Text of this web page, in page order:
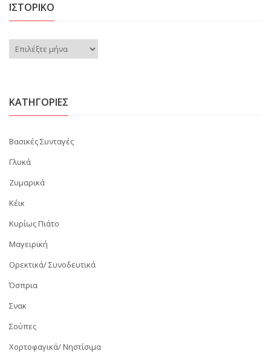
ΙΣΤΟΡΙΚΌ
Ιστορικό
KΑΤΗΓΟΡΊΕΣ
Βασικές Συνταγές
Γλυκά
Ζυμαρικά
Κέικ
Κυρίως Πιάτο
Μαγειρική
Ορεκτικά/ Συνοδευτικά
Όσπρια
Σνακ
Σούπες
Χορτοφαγικά/ Νηστίσιμα